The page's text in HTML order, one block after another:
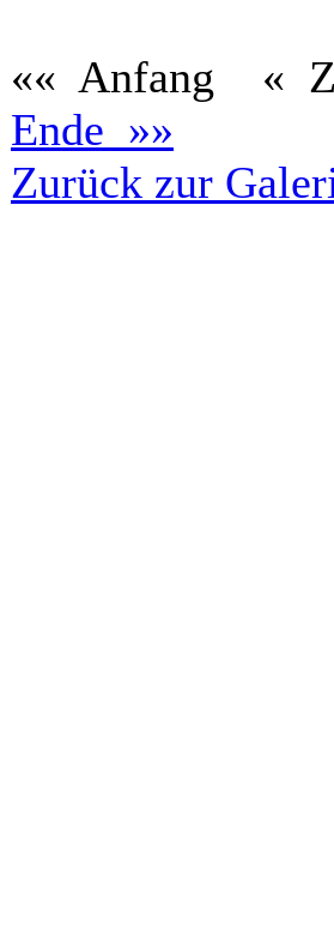
«« Anfang
«
Ende »»
Zurück zur